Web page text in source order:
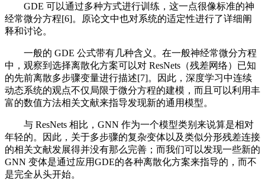
GDE 可以通过多种方式进行训练，这一点很像标准的神
经常微分方程[6]。原论文中也对系统的适定性进行了详细阐
释和讨论。
一般的 GDE 公式带有几种含义。在一般神经常微分方程
中，观察到选择离散化方案可以对 ResNets（残差网络）已知
的先前离散多步骤变量进行描述[7]。因此，深度学习中连续
动态系统的观点不仅局限于微分方程的建模，而且可以利用丰
富的数值方法相关文献来指导发现新的通用模型。
与 ResNets 相比，GNN 作为一个模型类别来说算是相对
年轻的。因此，关于多步骤的复杂变体以及类似分形残差连接
的相关文献发展得并没有那么完善；而我们可以发现一些新的
GNN 变体是通过应用GDE的各种离散化方案来指导的，而不
是完全从头开始。